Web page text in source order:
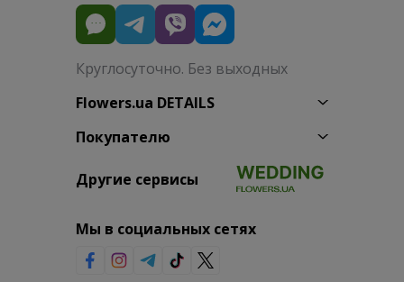
Круглосуточно. Без выходных
Flowers.ua DETAILS
Покупателю
Другие сервисы
Мы в социальных сетях